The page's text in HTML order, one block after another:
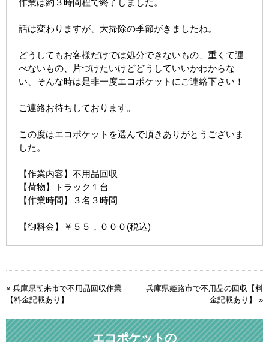
作業は約３時間程で終了しました。
話は変わりますが、大掃除の季節がきましたね。
どうしてもお客様だけでは処分できないもの、重くて運
べないもの、片づけたいけどどうしていいかわからな
い、そんな時は是非一度エコポケットにご連絡下さい！
ご連絡お待ちしております。
この度はエコポケットを選んで頂きありがとうございま
した。
【作業内容】不用品回収
【荷物】トラック１台
【作業時間】３名３時間
【御料金】￥５５，０００(税込)
« 兵庫県朝来市で不用品回収作業
【料金記載あり】
兵庫県姫路市で不用品の回収【料
金記載あり】
»
エコポケットの